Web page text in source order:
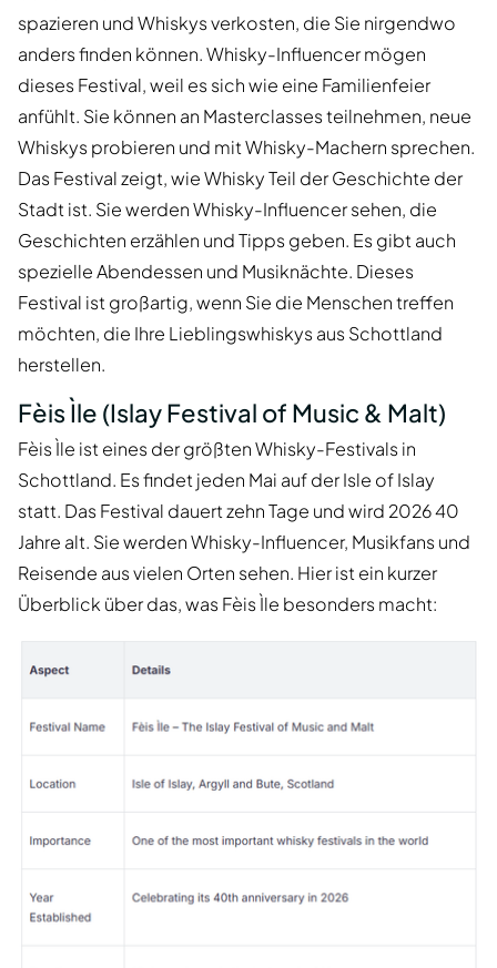
spazieren und Whiskys verkosten, die Sie nirgendwo
anders finden können. Whisky-Influencer mögen
dieses Festival, weil es sich wie eine Familienfeier
anfühlt. Sie können an Masterclasses teilnehmen, neue
Whiskys probieren und mit Whisky-Machern sprechen.
Das Festival zeigt, wie Whisky Teil der Geschichte der
Stadt ist. Sie werden Whisky-Influencer sehen, die
Geschichten erzählen und Tipps geben. Es gibt auch
spezielle Abendessen und Musiknächte. Dieses
Festival ist großartig, wenn Sie die Menschen treffen
möchten, die Ihre Lieblingswhiskys aus Schottland
herstellen.
Fèis Ìle (Islay Festival of Music & Malt)
Fèis Ìle ist eines der größten Whisky-Festivals in
Schottland. Es findet jeden Mai auf der Isle of Islay
statt. Das Festival dauert zehn Tage und wird 2026 40
Jahre alt. Sie werden Whisky-Influencer, Musikfans und
Reisende aus vielen Orten sehen. Hier ist ein kurzer
Überblick über das, was Fèis Ìle besonders macht: